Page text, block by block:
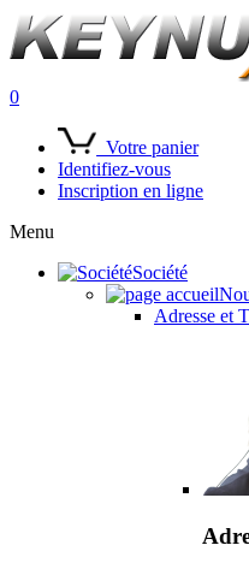
0
Votre panier
Identifiez-vous
Inscription en ligne
Menu
Société
Adresse et